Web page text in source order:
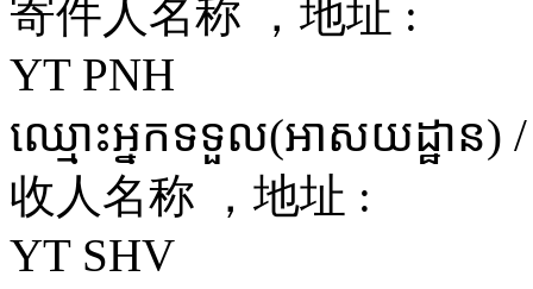
寄件人名称 ，地址 :
YT PNH
ឈ្មោះអ្នកទទួល(អាសយដ្ឋាន) /
收人名称 ，地址 :
YT SHV